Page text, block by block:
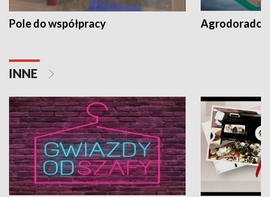
Pole do współpracy Agrodoradcy
INNE